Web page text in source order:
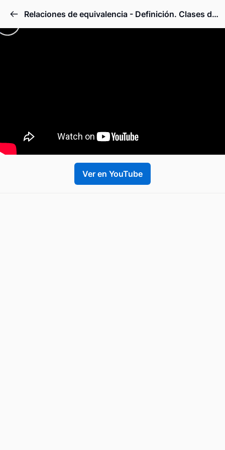
Relaciones de equivalencia - Definición. Clases de equivalencia
Ver en YouTube